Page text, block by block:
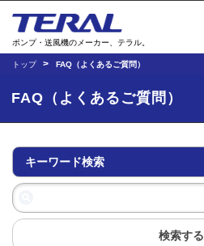
ポンプ・送風機のメーカー、テラル。
トップ FAQ（よくあるご質問）
FAQ（よくあるご質問）
キーワード検索
検索する